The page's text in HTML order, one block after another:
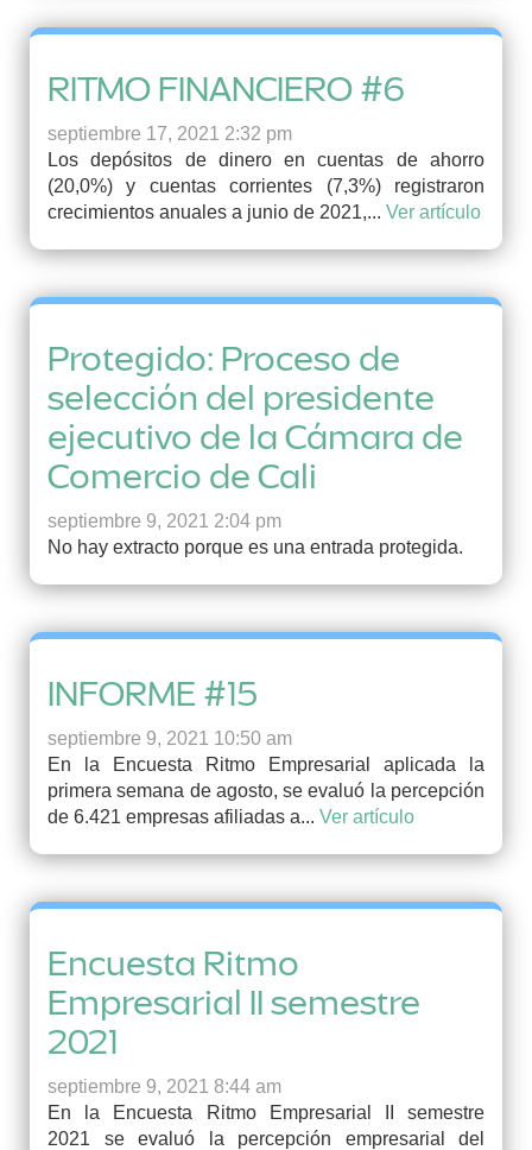
RITMO FINANCIERO #6
septiembre 17, 2021 2:32 pm
Los depósitos de dinero en cuentas de ahorro
(20,0%) y cuentas corrientes (7,3%) registraron
crecimientos anuales a junio de 2021,... Ver artículo
Protegido: Proceso de
selección del presidente
ejecutivo de la Cámara de
Comercio de Cali
septiembre 9, 2021 2:04 pm
No hay extracto porque es una entrada protegida.
INFORME #15
septiembre 9, 2021 10:50 am
En la Encuesta Ritmo Empresarial aplicada la
primera semana de agosto, se evaluó la percepción
de 6.421 empresas afiliadas a... Ver artículo
Encuesta Ritmo
Empresarial II semestre
2021
septiembre 9, 2021 8:44 am
En la Encuesta Ritmo Empresarial II semestre
2021 se evaluó la percepción empresarial del